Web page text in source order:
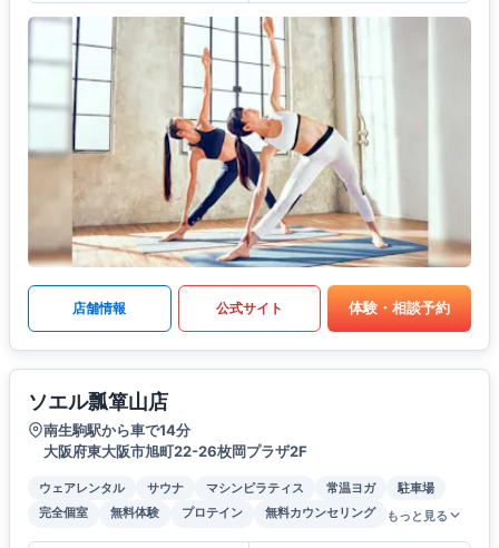
店舗情報 公式サイト 体験・相談予約
ソエル瓢箪山店
南生駒駅から車で14分
大阪府東大阪市旭町22-26枚岡プラザ2F
ウェアレンタル サウナ マシンピラティス 常温ヨガ
駐車場
完全個室
無料体験 プロテイン 無料カウンセリング もっと見る